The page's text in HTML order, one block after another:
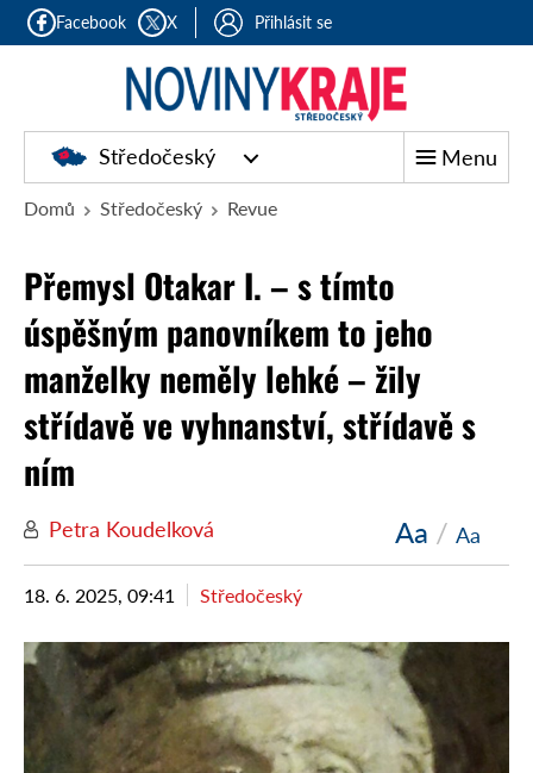
Facebook X Přihlásit se
Středočeský Menu
Domů Středočeský Revue
Přemysl Otakar I. – s tímto
úspěšným panovníkem to jeho
manželky neměly lehké – žily
střídavě ve vyhnanství, střídavě s
ním
Petra Koudelková Aa / Aa
18. 6. 2025, 09:41 Středočeský